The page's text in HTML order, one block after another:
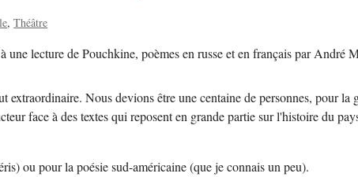
Théâtre
une lecture de Pouchkine, poèmes en russe et en français par
Nous devions être une centaine de personnes, pour
face à des textes qui reposent en grande partie sur l'histoire du
ou pour la poésie sud-américaine (que je connais un peu).